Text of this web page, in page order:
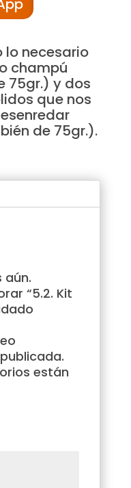
lo necesario
champú
75gr.) y dos
que nos
de 75gr.).
aún.
“5.2. Kit
están